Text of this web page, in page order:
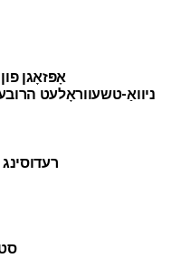
אָפּזאָגן
ניוואַ-טשעווראָלעט